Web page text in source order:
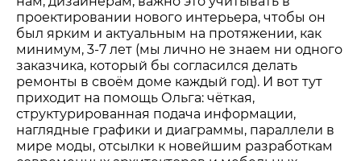
проектировании нового интерьера, чтобы он
был ярким и актуальным на протяжении, как
минимум, 3-7 лет (мы лично не знаем ни одного
заказчика, который бы согласился делать
ремонты в своём доме каждый год). И вот тут
приходит на помощь Ольга: чёткая,
структурированная подача информации,
наглядные графики и диаграммы, параллели в
мире моды, отсылки к новейшим разработкам